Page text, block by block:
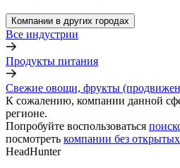
Компании в других городах
Все индустрии
Продукты питания
Свежие овощи, фрукты
К сожалению, компании данной
регионе.
Попробуйте воспользоваться
посмотреть компании без
HeadHunter